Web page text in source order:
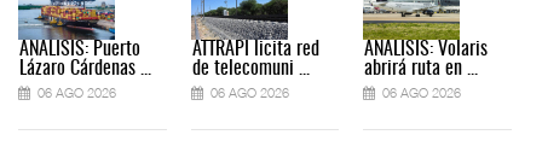
ANÁLISIS: Puerto
Lázaro Cárdenas ...
06 AGO 2026
ATTRAPI licita red
de telecomuni ...
06 AGO 2026
ANÁLISIS: Volaris
abrirá ruta en ...
06 AGO 2026